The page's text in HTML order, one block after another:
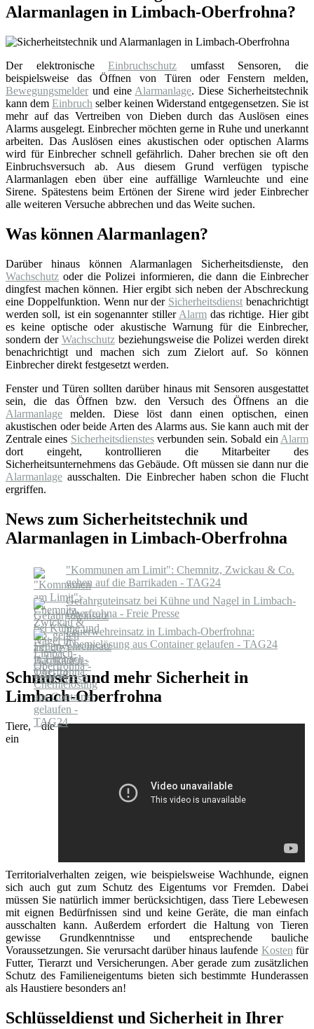
Alarmanlagen in Limbach-Oberfrohna?
Der elektronischeEinbruchschutz umfasst Sensoren, die
beispielsweise das Öffnen von Türen oder Fenstern melden,
Bewegungsmelder und eine Alarmanlage. Diese Sicherheitstechnik
kann dem Einbruch selber keinen Widerstand entgegensetzen. Sie ist
mehr auf das Vertreiben von Dieben durch das Auslösen eines
Alarms ausgelegt. Einbrecher möchten gerne in Ruhe und unerkannt
arbeiten. Das Auslösen eines akustischen oder optischen Alarms
wird für Einbrecher schnell gefährlich. Daher brechen sie oft den
Einbruchsversuch ab. Aus diesem Grund verfügen typische
Alarmanlagen eben über eine auffällige Warnleuchte und eine
Sirene. Spätestens beim Ertönen der Sirene wird jeder Einbrecher
alle weiteren Versuche abbrechen und das Weite suchen.
Was können Alarmanlagen?
Darüber hinaus können Alarmanlagen Sicherheitsdienste, den
Wachschutz oder die Polizei informieren, die dann die Einbrecher
dingfest machen können. Hier ergibt sich neben der Abschreckung
eine Doppelfunktion. Wenn nur der Sicherheitsdienst benachrichtigt
werden soll, ist ein sogenannter stiller Alarmdas richtige. Hier gibt
es keine optische oder akustische Warnung für die Einbrecher,
sondern der Wachschutzbeziehungsweise die Polizei werden direkt
benachrichtigt und machen sich zum Zielort auf. So können
Einbrecher direkt festgesetzt werden.
Fenster und Türen sollten darüber hinaus mit Sensoren ausgestattet
sein, die das Öffnen bzw. den Versuch des Öffnens an die
Alarmanlage melden. Diese löst dann einen optischen, einen
akustischen oder beide Arten des Alarms aus. Sie kann auch mit der
Zentrale eines Sicherheitsdienstesverbunden sein. Sobald ein Alarm
dort eingeht, kontrollieren die Mitarbeiter des
Sicherheitsunternehmens das Gebäude. Oft müssen sie dann nur die
Alarmanlage ausschalten. Die Einbrecher haben schon die Flucht
ergriffen.
News zum Sicherheitstechnik und
Alarmanlagen in Limbach-Oberfrohna
"Kommunen am Limit": Chemnitz, Zwickau & Co.
gehen auf die Barrikaden - TAG24
Gefahrguteinsatz bei Kühne und Nagel in Limbach-
Oberfrohna - Freie Presse
Feuerwehreinsatz in Limbach-Oberfrohna:
Chemielösung aus Container gelaufen - TAG24
Schmusen und mehr Sicherheit in
Limbach-Oberfrohna
Tiere, die
ein
Territorialverhalten zeigen, wie beispielsweise Wachhunde, eignen
sich auch gut zum Schutz des Eigentums vor Fremden. Dabei
müssen Sie natürlich immer berücksichtigen, dass Tiere Lebewesen
mit eignen Bedürfnissen sind und keine Geräte, die man einfach
ausschalten kann. Außerdem erfordert die Haltung von Tieren
gewisse Grundkenntnisse und entsprechende bauliche
Voraussetzungen. Sie verursacht darüber hinaus laufende Kosten für
Futter, Tierarzt und Versicherungen. Aber gerade zum zusätzlichen
Schutz des Familieneigentums bieten sich bestimmte Hunderassen
als Haustiere besonders an!
Schlüsseldienst und Sicherheit in Ihrer